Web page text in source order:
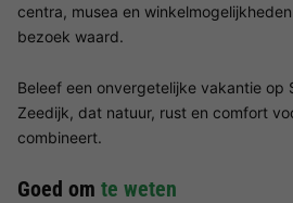
centra, musea en
bezoek waard.
Beleef een onvergetelijke vakantie op
Zeedijk, dat natuur, rust en comfort
combineert.
Goed om te weten